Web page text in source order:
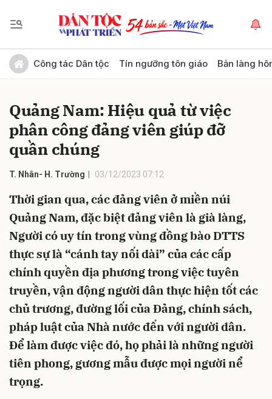
Công tác Dân tộc Tín ngưỡng tôn giáo Bản làng
Quảng Nam: Hiệu quả từ việc
phân công đảng viên giúp đỡ
quần chúng
T. Nhân- H. Trường 03/12/2023 07:12
Thời gian qua, các đảng viên ở miền núi
Quảng Nam, đặc biệt đảng viên là già làng,
Người có uy tín trong vùng đồng bào DTTS
thực sự là “cánh tay nối dài” của các cấp
chính quyền địa phương trong việc tuyên
truyền, vận động người dân thực hiện tốt các
chủ trương, đường lối của Đảng, chính sách,
pháp luật của Nhà nước đến với người dân.
Để làm được việc đó, họ phải là những người
tiên phong, gương mẫu được mọi người nể
trọng.
Gửi bình luận